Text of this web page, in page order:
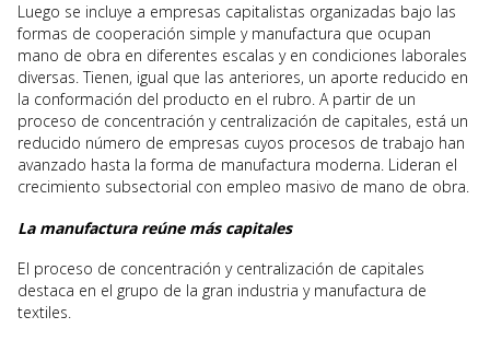
Luego se incluye a empresas capitalistas organizadas bajo las
formas de cooperación simple y manufactura que ocupan
mano de obra en diferentes escalas y en condiciones laborales
diversas. Tienen, igual que las anteriores, un aporte reducido en
la conformación del producto en el rubro. A partir de un
proceso de concentración y centralización de capitales, está un
reducido número de empresas cuyos procesos de trabajo han
avanzado hasta la forma de manufactura moderna. Lideran el
crecimiento subsectorial con empleo masivo de mano de obra.
La manufactura reúne más capitales
El proceso de concentración y centralización de capitales
destaca en el grupo de la gran industria y manufactura de
textiles.